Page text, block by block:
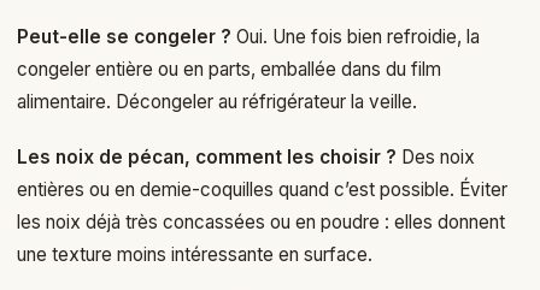
Peut-elle se congeler ? Oui. Une fois bien refroidie, la
congeler entière ou en parts, emballée dans du film
alimentaire. Décongeler au réfrigérateur la veille.
Les noix de pécan, comment les choisir ? Des noix
entières ou en demie-coquilles quand c’est possible. Éviter
les noix déjà très concassées ou en poudre : elles donnent
une texture moins intéressante en surface.